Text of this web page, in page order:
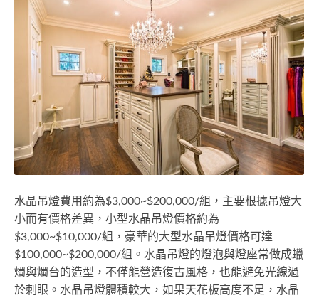
水晶吊燈費用約為$3,000~$200,000/組，主要根據吊燈大
小而有價格差異，小型水晶吊燈價格約為
$3,000~$10,000/組，豪華的大型水晶吊燈價格可達
$100,000~$200,000/組。水晶吊燈的燈泡與燈座常做成蠟
燭與燭台的造型，不僅能營造復古風格，也能避免光線過
於刺眼。水晶吊燈體積較大，如果天花板高度不足，水晶